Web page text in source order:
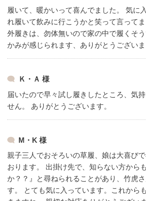
履いて、暖かいって喜んでました。
気に
れ履いて飲みに行こうかと笑って言ってま
外履きは、勿体無いので家の中で履くそう
かみが感じられます、ありがとうございま
Ｋ・Ａ 様
届いたので早々試し履きしたところ、気
せん。
ありがとうございます。
M・K 様
親子三人でおそろいの草履、娘は大喜び
おります。
出掛け先で、知らない方から
か？？』と尋ねられることがあり、竹虎
す。
とても気に入っています。これから